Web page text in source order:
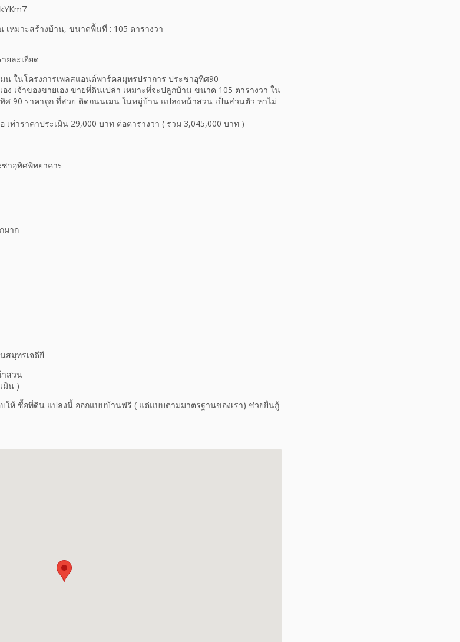
เหมาะสร้างบ้าน, ขนาดพื้นที่ : 105 ตารางวา
ยละเอียด
ในโครงการเพลสแอนด์พาร์คสมุทรปราการ ประชาอุทิศ90
เจ้าของขายเอง ขายที่ดินเปล่า เหมาะที่จะปลูกบ้าน ขนาด 105 ตารางวา ใน
ศ 90 ราคาถูก ที่สวย ติดถนนเมน ในหมู่บ้าน แปลงหน้าสวน เป็นส่วนตัว หาไม่
เท่าราคาประเมิน 29,000 บาท ต่อตารางวา ( รวม 3,045,000 บาท )
ชาอุทิศพิทยาคาร
มาก
สมุทรเจดียื
าสวน
มิน )
บให้ ซื้อที่ดิน แปลงนี้ ออกแบบบ้านฟรี ( แต่แบบตามมาตรฐานของเรา) ช่วยยื่นกู้